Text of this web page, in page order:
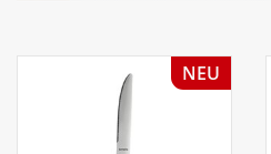
Aufsteller
NEU